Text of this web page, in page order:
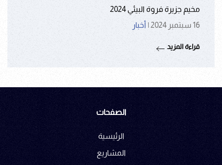
مخيم جزيرة فروة البيئي 2024
16 سبتمبر 2024
| أخبار
قراءة المزيد
الصفحات
الرئيسية
المشاريع